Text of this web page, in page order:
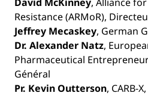
Resistance (ARMoR),
Jeffrey Mecaskey, German
Dr. Alexander Natz,
Pharmaceutical
Général
Pr. Kevin Outterson, CARB-